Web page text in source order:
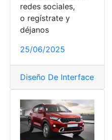
Consultas,Consultas online
redes sociales,
o regístrate y
déjanos
25/06/2025
Diseño De Interfaces